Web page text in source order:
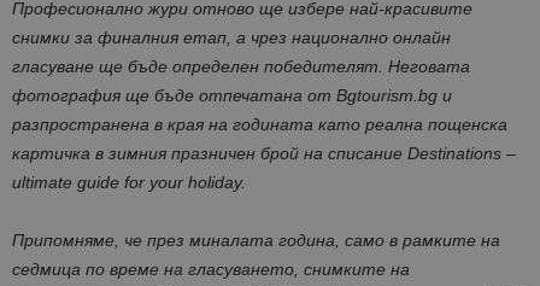
Професионално жури отново ще избере най-красивите
снимки за финалния етап, а чрез национално онлайн
гласуване ще бъде определен победителят. Неговата
фотография ще бъде отпечатана от Bgtourism.bg и
разпространена в края на годината като реална пощенска
картичка в зимния празничен брой на списание Destinations –
ultimate guide for your holiday.
Припомняме, че през миналата година, само в рамките на
седмица по време на гласуването, снимките на